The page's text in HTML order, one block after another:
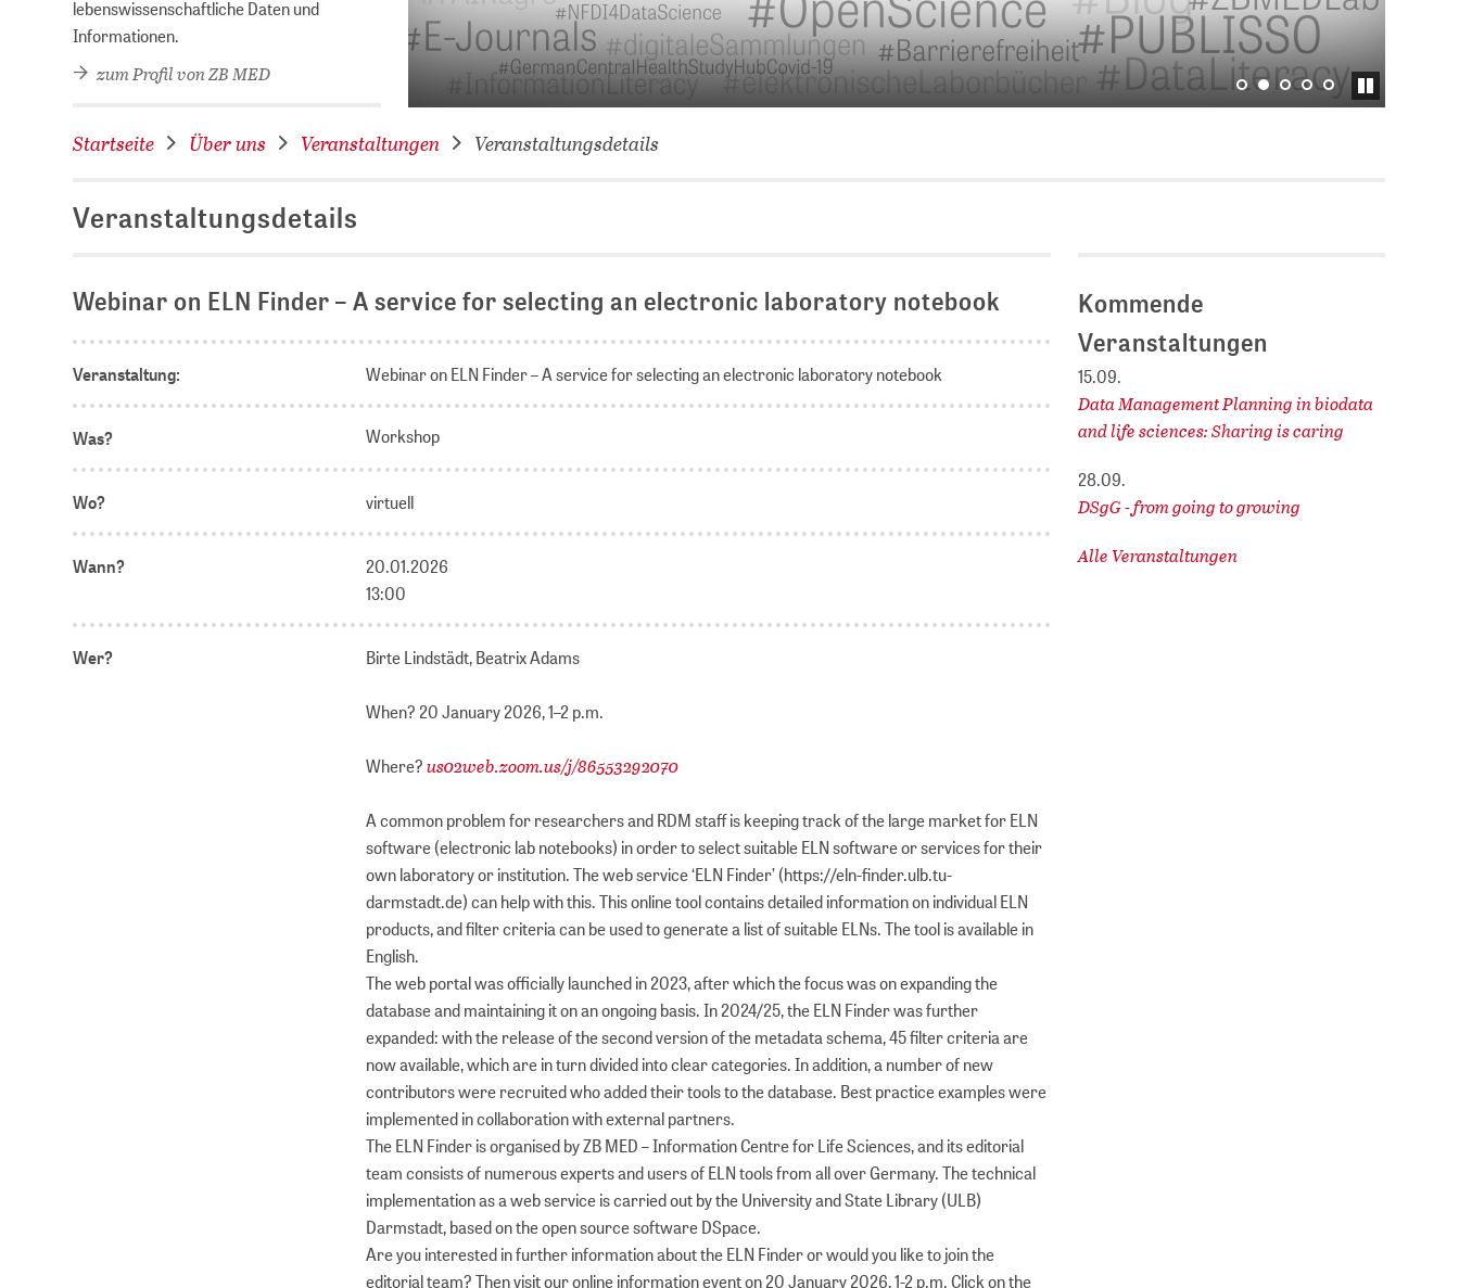
VERNETZEN: WIR FÜR SIE
DATENBANKEN (DBIS)
DIGITALE SAMMLUNGEN
Praktika und
Abschlussarbeiten bei
lebenswissenschaftliche Daten und
Informationen.
zum Profil von ZB MED
des Jahres 2026!
Startseite Über uns Veranstaltungen Veranstaltungsdetails
Veranstaltungsdetails
Webinar on ELN Finder – A service for selecting an electronic laboratory notebook
Veranstaltung: Webinar on ELN Finder – A service for selecting an electronic laboratory notebook
Was? Workshop
Wo? virtuell
Wann?
20.01.2026
13:00
Wer? Birte Lindstädt, Beatrix Adams
When? 20 January 2026, 1–2 p.m.
Where?us02web.zoom.us/j/86553292070
A common problem for researchers and RDM staff is keeping track of the large market for ELN
software (electronic lab notebooks) in order to select suitable ELN software or services for their
own laboratory or institution. The web service ‘ELN Finder’ (https://eln-finder.ulb.tu-
darmstadt.de) can help with this. This online tool contains detailed information on individual ELN
products, and filter criteria can be used to generate a list of suitable ELNs. The tool is available in
English.
The web portal was officially launched in 2023, after which the focus was on expanding the
database and maintaining it on an ongoing basis. In 2024/25, the ELN Finder was further
expanded: with the release of the second version of the metadata schema, 45 filter criteria are
now available, which are in turn divided into clear categories. In addition, a number of new
contributors were recruited who added their tools to the database. Best practice examples were
implemented in collaboration with external partners.
The ELN Finder is organised by ZB MED – Information Centre for Life Sciences, and its editorial
team consists of numerous experts and users of ELN tools from all over Germany. The technical
implementation as a web service is carried out by the University and State Library (ULB)
Darmstadt, based on the open source software DSpace.
Are you interested in further information about the ELN Finder or would you like to join the
editorial team? Then visit our online information event on 20 January 2026, 1-2 p.m. Click on the
Kommende
Veranstaltungen
15.09.
Data Management Planning in biodata
and life sciences: Sharing is caring
28.09.
DSgG - from going to growing
Alle Veranstaltungen